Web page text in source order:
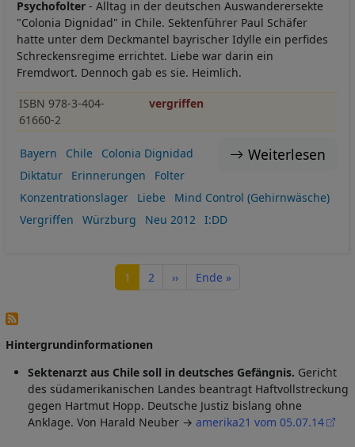
Psychofolter - Alltag in der deutschen Auswanderersekte
"Colonia Dignidad" in Chile. Sektenführer Paul Schäfer
hatte unter dem Deckmantel bayrischer Idylle ein perfides
Schreckensregime errichtet. Liebe war darin ein
Fremdwort. Dennoch gab es sie. Heimlich.
ISBN 978-3-404-
61660-2
vergriffen
Weiterlesen
Bayern Chile
Colonia Dignidad
Diktatur
Erinnerungen
Folter
Konzentrationslager
Liebe
Mind Control (Gehirnwäsche)
Vergriffen
Würzburg Neu 2012 I:DD
Seite
1 Seite
2 Nächste Seite
›› Letzte Seite
Ende »
Hintergrundinformationen
Sektenarzt aus Chile soll in deutsches Gefängnis. Gericht
des südamerikanischen Landes beantragt Haftvollstreckung
gegen Hartmut Hopp. Deutsche Justiz bislang ohne
Anklage. Von Harald Neuber → amerika21 vom 05.07.14